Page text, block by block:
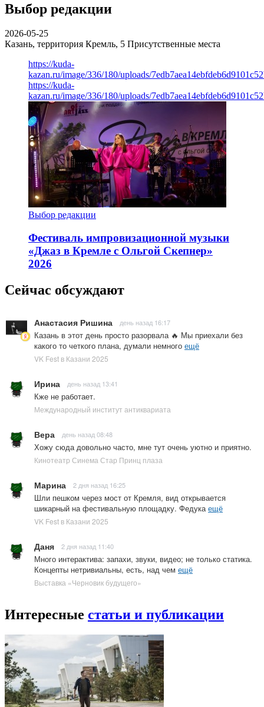
Выбор редакции
2026-05-25
Казань, территория Кремль, 5 Присутственные места
https://kuda-
kazan.ru/image/336/180/uploads/
https://kuda-
kazan.ru/image/336/180/uploads/
Выбор редакции
Фестиваль импровизационной музыки
«Джаз в Кремле с Ольгой Скепнер»
2026
Сейчас обсуждают
Анастасия Ришина день назад 16:17
Казань в этот день просто разорвала 🔥 Мы приехали без
какого то четкого плана, думали немного ещё
VK Fest в Казани 2025
Ирина день назад 13:41
Кже не работает.
Международный институт антиквариата
Вера день назад 08:48
Хожу сюда довольно часто, мне тут очень уютно и приятно.
Кинотеатр Синема Стар Принц плаза
Марина 2 дня назад 16:25
Шли пешком через мост от Кремля, вид открывается
шикарный на фестивальную площадку. Федукаещё
VK Fest в Казани 2025
Даня 2 дня назад 11:40
Много интерактива: запахи, звуки, видео; не только статика.
Концепты нетривиальны, есть, над чем ещё
Выставка «Черновик будущего»
Интересные статьи и публикации